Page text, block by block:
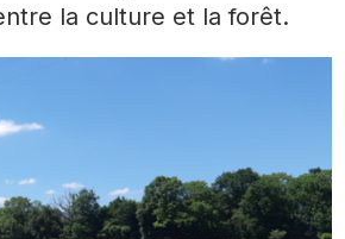
la culture et la forêt.